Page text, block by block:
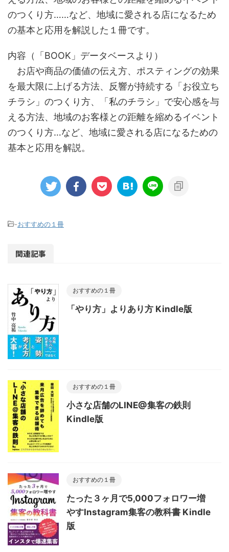
のつくり方……など、地域に愛される店になるため
の基本と応用を解説した１冊です。
内容（「BOOK」データベースより）
お店や商品の価値の伝え方、ポスティングの効果
を最大限に上げる方法、反響が持続する「お役立ち
チラシ」のつくり方、「私のチラシ」で安心感を与
える方法、地域のお客様との距離を縮めるイベント
のつくり方…など、地域に愛される店になるための
基本と応用を解説。
-おすすめの１冊
関連記事
おすすめの１冊
「やり方」よりあり方 Kindle版
おすすめの１冊
小さな店舗のLINE@集客の鉄則
Kindle版
おすすめの１冊
たった３ヶ月で5,000フォロワー増
やすInstagram集客の教科書 Kindle
版